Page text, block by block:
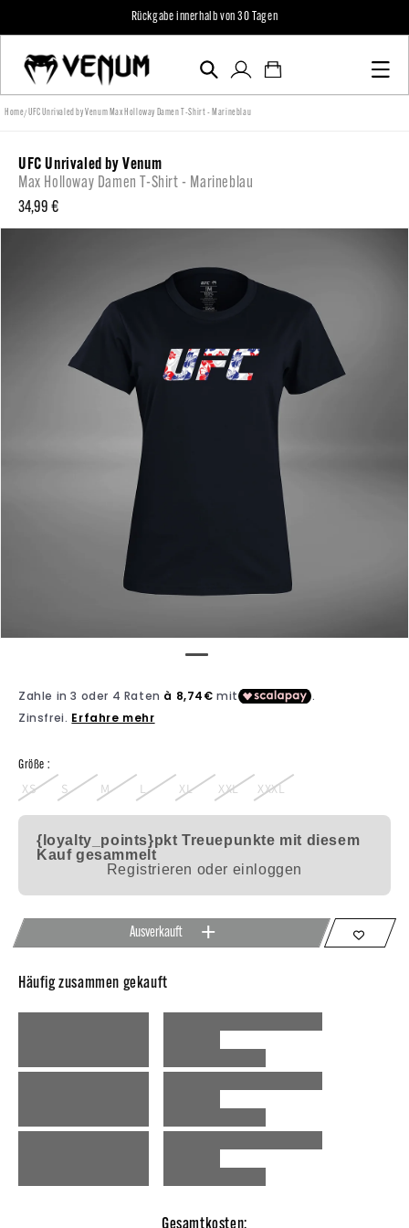
Inhalt
Rückgabe innerhalb von 30 Tagen
EinloggenWarenkorb
Home/UFC Unrivaled by Venum Max Holloway Damen T-Shirt - Marineblau
UFC Unrivaled by Venum
Max Holloway Damen T-Shirt - Marineblau
Normaler
Preis
34,99 €
Größe :
XS S M L XL XXL XXXL
{loyalty_points}pkt Treuepunkte mit diesem
Kauf gesammelt
Registrieren oder einloggen
Ausverkauft
Häufig zusammen gekauft